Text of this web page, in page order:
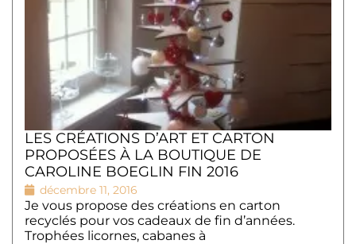
LES CRÉATIONS D’ART ET CARTON
PROPOSÉES À LA BOUTIQUE DE
CAROLINE BOEGLIN FIN 2016
décembre 11, 2016
Je vous propose des créations en carton
recyclés pour vos cadeaux de fin d’années.
Trophées licornes, cabanes à